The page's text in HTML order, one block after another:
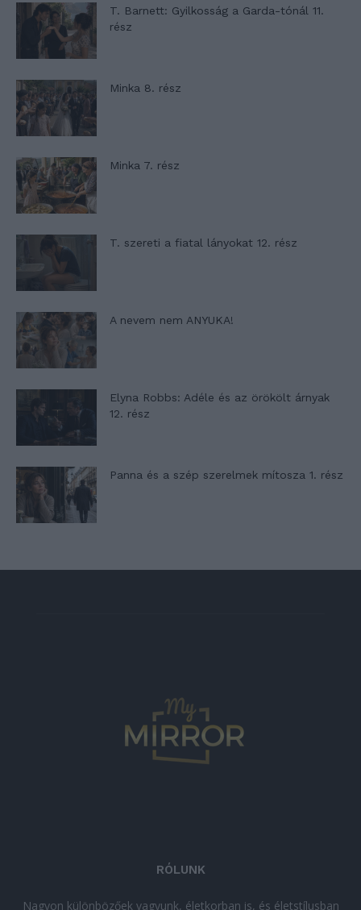
T. Barnett: Gyilkosság a Garda-tónál 11.
rész
Minka 8. rész
Minka 7. rész
T. szereti a fiatal lányokat 12. rész
A nevem nem ANYUKA!
Elyna Robbs: Adéle és az örökölt árnyak
12. rész
Panna és a szép szerelmek mítosza 1. rész
RÓLUNK
Nagyon különbözőek vagyunk, életkorban is, és életstílusban